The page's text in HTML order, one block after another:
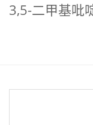
3,5-二甲基吡